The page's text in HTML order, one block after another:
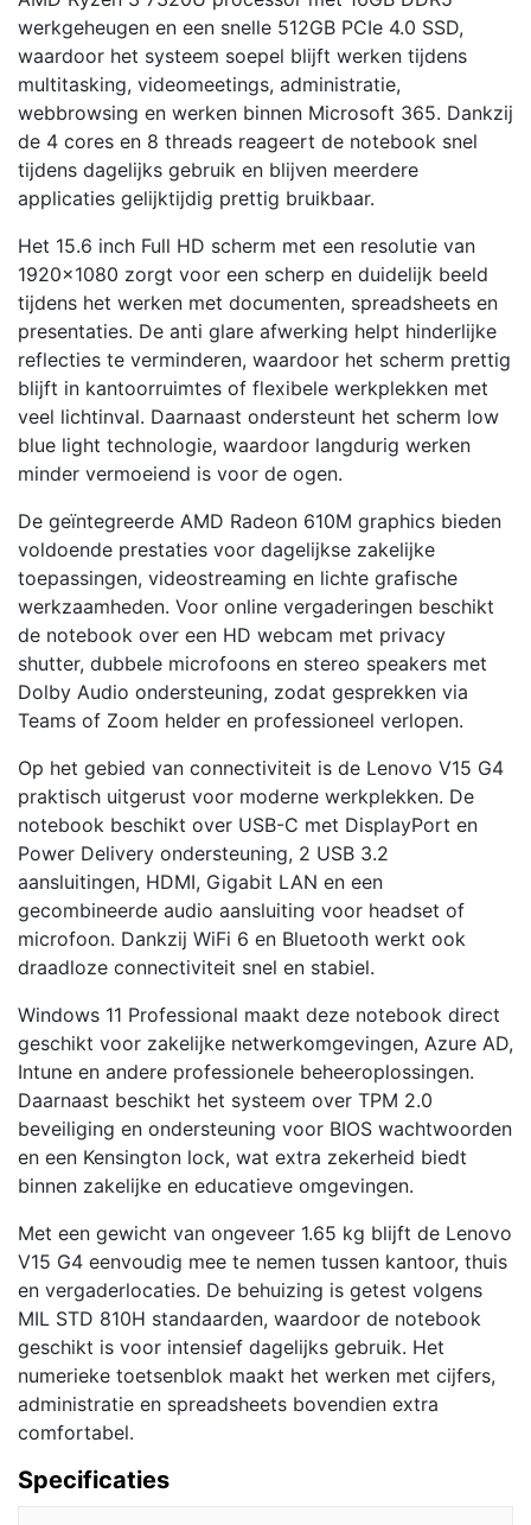
werkgeheugen en een snelle 512GB PCIe 4.0 SSD,
waardoor het systeem soepel blijft werken tijdens
multitasking, videomeetings, administratie,
webbrowsing en werken binnen Microsoft 365. Dankzij
de 4 cores en 8 threads reageert de notebook snel
tijdens dagelijks gebruik en blijven meerdere
applicaties gelijktijdig prettig bruikbaar.
Het 15.6 inch Full HD scherm met een resolutie van
1920×1080 zorgt voor een scherp en duidelijk beeld
tijdens het werken met documenten, spreadsheets en
presentaties. De anti glare afwerking helpt hinderlijke
reflecties te verminderen, waardoor het scherm prettig
blijft in kantoorruimtes of flexibele werkplekken met
veel lichtinval. Daarnaast ondersteunt het scherm low
blue light technologie, waardoor langdurig werken
minder vermoeiend is voor de ogen.
De geïntegreerde AMD Radeon 610M graphics bieden
voldoende prestaties voor dagelijkse zakelijke
toepassingen, videostreaming en lichte grafische
werkzaamheden. Voor online vergaderingen beschikt
de notebook over een HD webcam met privacy
shutter, dubbele microfoons en stereo speakers met
Dolby Audio ondersteuning, zodat gesprekken via
Teams of Zoom helder en professioneel verlopen.
Op het gebied van connectiviteit is de Lenovo V15 G4
praktisch uitgerust voor moderne werkplekken. De
notebook beschikt over USB-C met DisplayPort en
Power Delivery ondersteuning, 2 USB 3.2
aansluitingen, HDMI, Gigabit LAN en een
gecombineerde audio aansluiting voor headset of
microfoon. Dankzij WiFi 6 en Bluetooth werkt ook
draadloze connectiviteit snel en stabiel.
Windows 11 Professional maakt deze notebook direct
geschikt voor zakelijke netwerkomgevingen, Azure AD,
Intune en andere professionele beheeroplossingen.
Daarnaast beschikt het systeem over TPM 2.0
beveiliging en ondersteuning voor BIOS wachtwoorden
en een Kensington lock, wat extra zekerheid biedt
binnen zakelijke en educatieve omgevingen.
Met een gewicht van ongeveer 1.65 kg blijft de Lenovo
V15 G4 eenvoudig mee te nemen tussen kantoor, thuis
en vergaderlocaties. De behuizing is getest volgens
MIL STD 810H standaarden, waardoor de notebook
geschikt is voor intensief dagelijks gebruik. Het
numerieke toetsenblok maakt het werken met cijfers,
administratie en spreadsheets bovendien extra
comfortabel.
Specificaties